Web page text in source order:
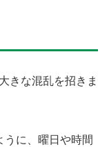
きな混乱を招きま
うに、曜日や時間